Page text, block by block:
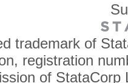
trademark of
registration
of